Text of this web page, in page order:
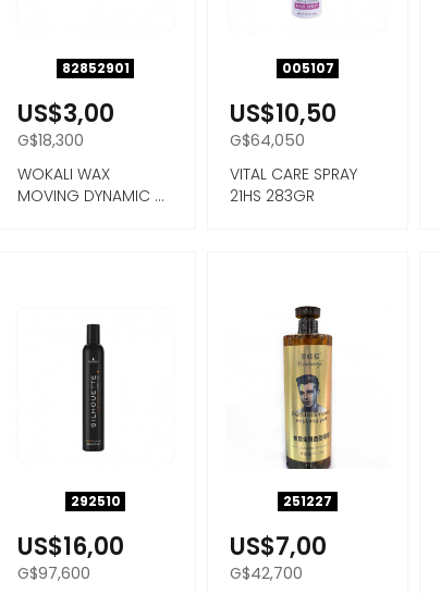
82852901
US$3,00
G$18,300
WOKALI WAX
MOVING DYNAMIC 01
005107
US$10,50
G$64,050
VITAL CARE SPRAY
21HS 283GR
292510
US$16,00
G$97,600
251227
US$7,00
G$42,700